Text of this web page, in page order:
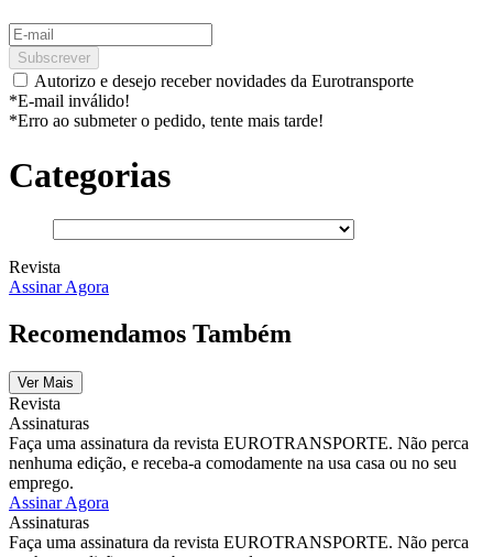
Subscrever
Autorizo e desejo receber novidades da Eurotransporte
*E-mail inválido!
*Erro ao submeter o pedido, tente mais tarde!
Categorias
Revista
Assinar Agora
Recomendamos Também
Ver Mais
Revista
Assinaturas
Faça uma assinatura da revista EUROTRANSPORTE. Não perca
nenhuma edição, e receba-a comodamente na usa casa ou no seu
emprego.
Assinar Agora
Assinaturas
Faça uma assinatura da revista EUROTRANSPORTE. Não perca